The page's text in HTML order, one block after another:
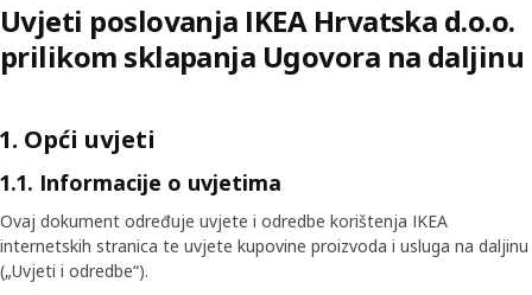
Uvjeti poslovanja IKEA Hrvatska d.o.o.
prilikom sklapanja Ugovora na daljinu
1. Opći uvjeti
1.1. Informacije o uvjetima
Ovaj dokument određuje uvjete i odredbe korištenja IKEA
internetskih stranica te uvjete kupovine proizvoda i usluga na daljinu
(„Uvjeti i odredbe“).